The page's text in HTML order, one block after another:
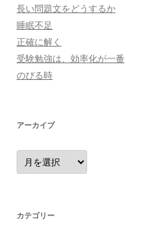
長い問題文をどうするか
睡眠不足
正確に解く
受験勉強は、効率化が一番
のびる時
アーカイブ
ア
ー
カ
カテゴリー